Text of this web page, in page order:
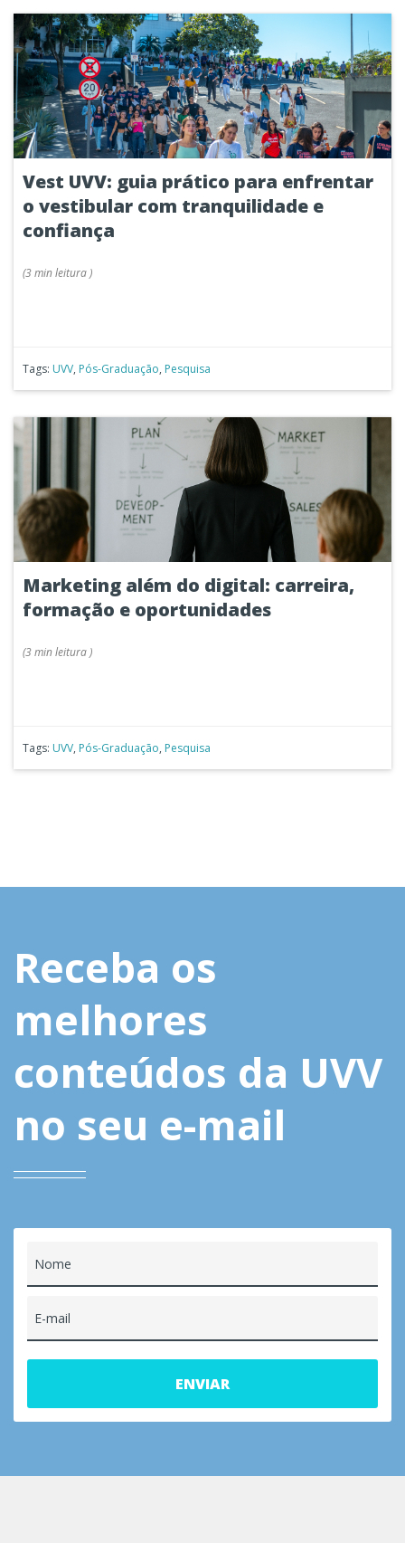
Vest UVV: guia prático para enfrentar
o vestibular com tranquilidade e
confiança
(3 minleitura)
Tags: UVV, Pós-Graduação, Pesquisa
Marketing além do digital: carreira,
formação e oportunidades
(3 minleitura)
Tags: UVV, Pós-Graduação, Pesquisa
Receba os
melhores
conteúdos da UVV
no seu e-mail
Nome
E-mail